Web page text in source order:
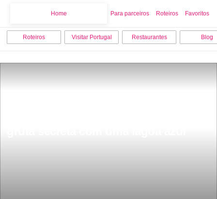
Home Para parceiros Roteiros Favoritos
Roteiros Visitar Portugal Restaurantes Blog